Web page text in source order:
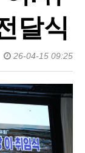
달식
26-04-15 09:25